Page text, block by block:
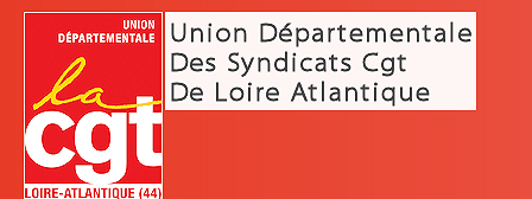
Panneau de gestion des cookies